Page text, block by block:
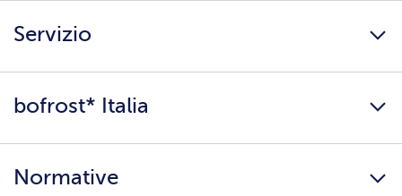
Servizio
Presenta un amico
bofrost* Italia
Surgelati di qualità
Normative